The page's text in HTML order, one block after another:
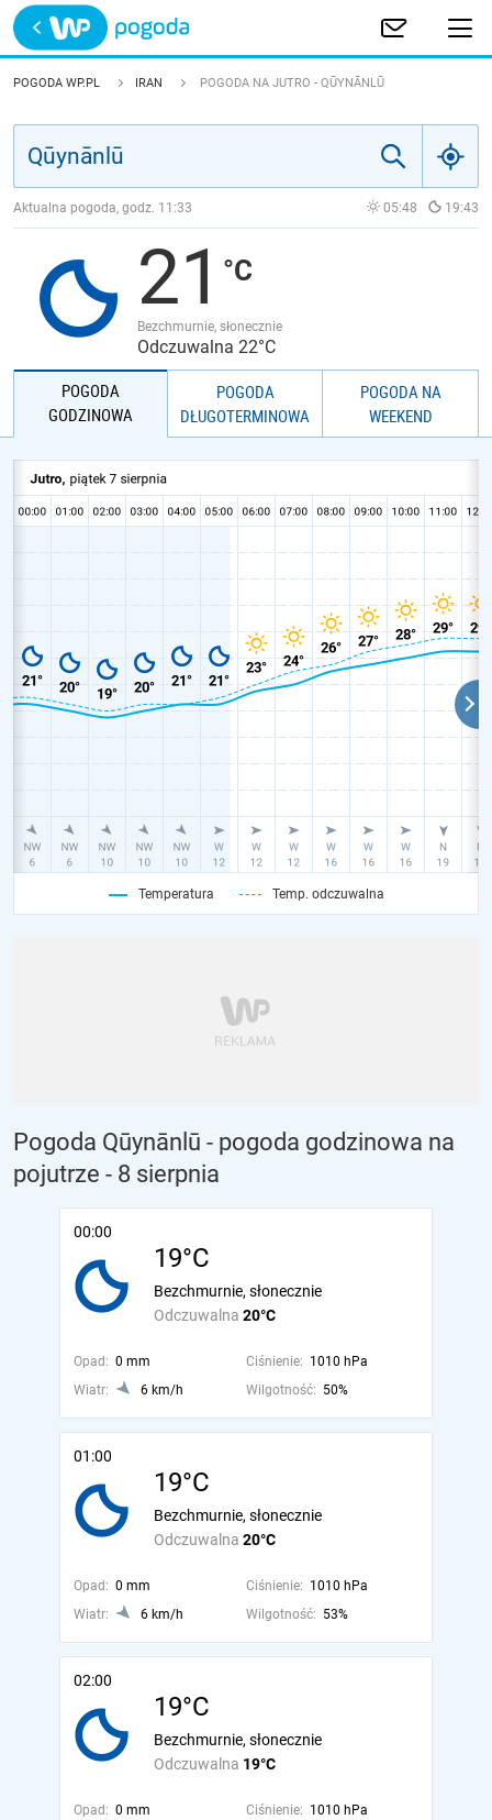
Trwa ładowanie
POLSKA
JAKOŚĆ POWIETRZA
POGODA WP.PL IRAN POGODA NA JUTRO - QŪYNĀNLŪ
Aktualna pogoda, godz. 11:33 05:48 19:43
21
Bezchmurnie, słonecznie
Odczuwalna 22°C
POGODA
GODZINOWA
POGODA
DŁUGOTERMINOWA
POGODA NA
WEEKEND
Temperatura Temp. odczuwalna
Pogoda Qūynānlū - pogoda godzinowa na
pojutrze - 8 sierpnia
00:00
19°C
Odczuwalna 20°C
Bezchmurnie, słonecznie
Opad: 0 mm Ciśnienie: 1010 hPa
Wiatr:
6 km/h Wilgotność: 50%
01:00
19°C
Odczuwalna 20°C
Bezchmurnie, słonecznie
Opad: 0 mm Ciśnienie: 1010 hPa
Wiatr:
6 km/h Wilgotność: 53%
02:00
19°C
Odczuwalna 19°C
Bezchmurnie, słonecznie
Opad: 0 mm Ciśnienie: 1010 hPa